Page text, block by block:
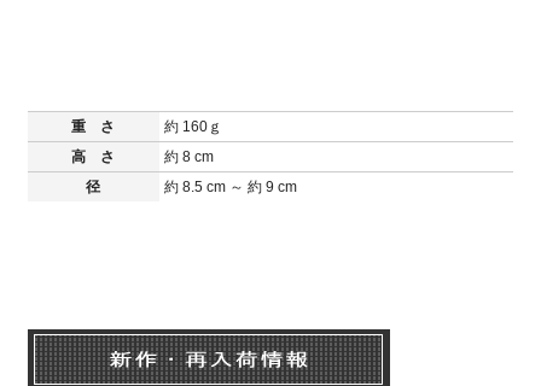
重 さ
約 160ｇ
高 さ
約 8 cm
径
約 8.5 cm ～ 約 9 cm